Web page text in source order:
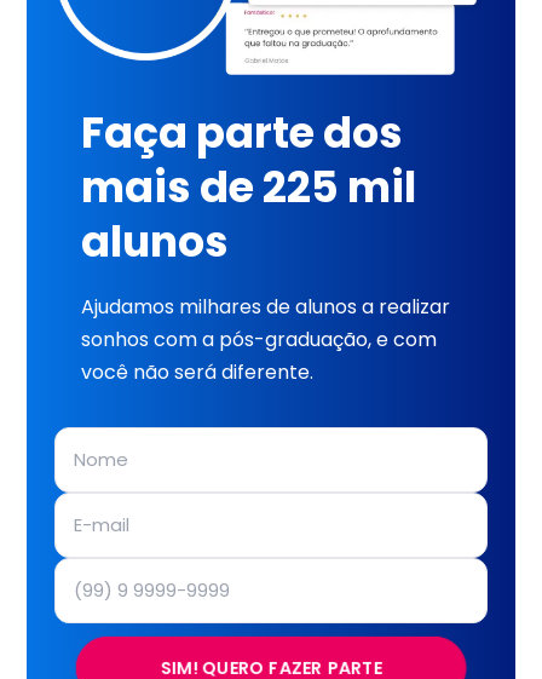
Faça parte dos
mais de 225 mil
alunos
Ajudamos milhares de alunos a realizar
sonhos com a pós-graduação, e com
você não será diferente.
SIM! QUERO FAZER PARTE